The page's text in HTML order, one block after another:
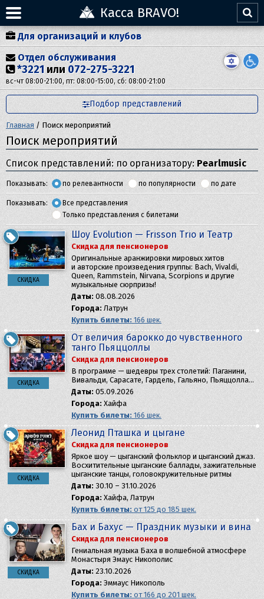
Касса BRAVO!
Для организаций и клубов
Отдел обслуживания
*3221 или 072-275-3221
вс-чт 08:00-21:00, пт: 08:00-15:00, сб: 08:00-21:00
Подбор представлений
Главная / Поиск мероприятий
Поиск мероприятий
Список представлений: по организатору: Pearlmusic
Показывать: по релевантности по популярности по дате
Показывать:
Все представления
Только представления с билетами
СКИДКА
Шоу Evolution — Frisson Trio и Театр
Скидка для пенсионеров
Оригинальные аранжировки мировых хитов
и авторские произведения группы: Bach, Vivaldi,
Queen, Rammstein, Nirvana, Scorpions и другие
музыкальные сюрпризы!
Даты: 08.08.2026
Города: Латрун
Купить билеты: 166 шек.
СКИДКА
От величия барокко до чувственного
танго Пьяццоллы
Скидка для пенсионеров
В программе — шедевры трех столетий: Паганини,
Вивальди, Сарасате, Гардель, Гальяно, Пьяццолла…
Даты: 05.09.2026
Города: Хайфа
Купить билеты: 166 шек.
СКИДКА
Леонид Пташка и цыгане
Скидка для пенсионеров
​Яркое шоу — цыганский фольклор и цыганский джаз.
Восхитительные цыганские баллады, зажигательные
цыганские танцы, головокружительные ритмы
Даты: 30.10 – 31.10.2026
Города: Хайфа, Латрун
Купить билеты: от 125 до 185 шек.
СКИДКА
Бах и Бахус — Праздник музыки и вина
Скидка для пенсионеров
Гениальная музыка Баха в волшебной атмосфере
Монастыря Эмаус Никополис
Даты: 23.10.2026
Города: Эммаус Никополь
Купить билеты: от 166 до 201 шек.